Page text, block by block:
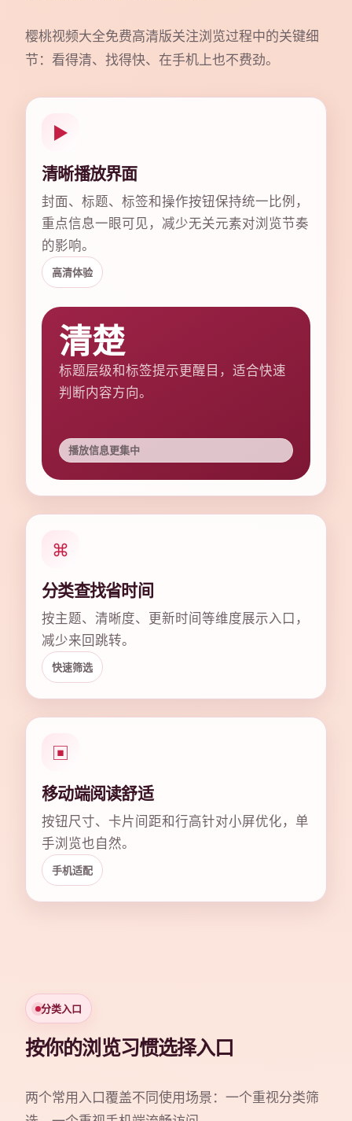
樱桃视频大全免费高清版关注浏览过程中的关键细
节：看得清、找得快、在手机上也不费劲。
▶
清晰播放界面
封面、标题、标签和操作按钮保持统一比例，
重点信息一眼可见，减少无关元素对浏览节奏
的影响。
高清体验
清楚
标题层级和标签提示更醒目，适合快速
判断内容方向。
播放信息更集中
⌘
分类查找省时间
按主题、清晰度、更新时间等维度展示入口，
减少来回跳转。
快速筛选
▣
移动端阅读舒适
按钮尺寸、卡片间距和行高针对小屏优化，单
手浏览也自然。
手机适配
分类入口
按你的浏览习惯选择入口
两个常用入口覆盖不同使用场景：一个重视分类筛